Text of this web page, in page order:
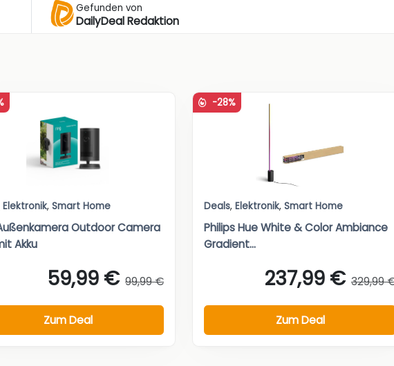
Gefunden von
DailyDeal Redaktion
Elektronik, Smart Home
Outdoor Camera
Akku
59,99 € 99,99 €
Zum Deal
-28%
Deals, Elektronik, Smart Home
Philips Hue White & Color Ambiance
Gradient...
237,99 € 329,99
Zum Deal